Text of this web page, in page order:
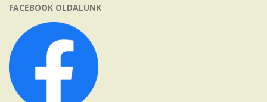
FACEBOOK OLDALUNK